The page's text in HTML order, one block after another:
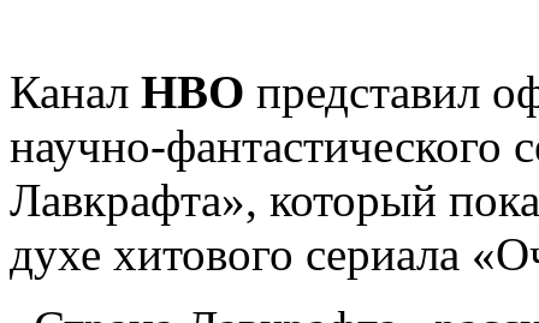
Канал HBO представил
научно-фантастического
Лавкрафта», который
духе хитового сериала